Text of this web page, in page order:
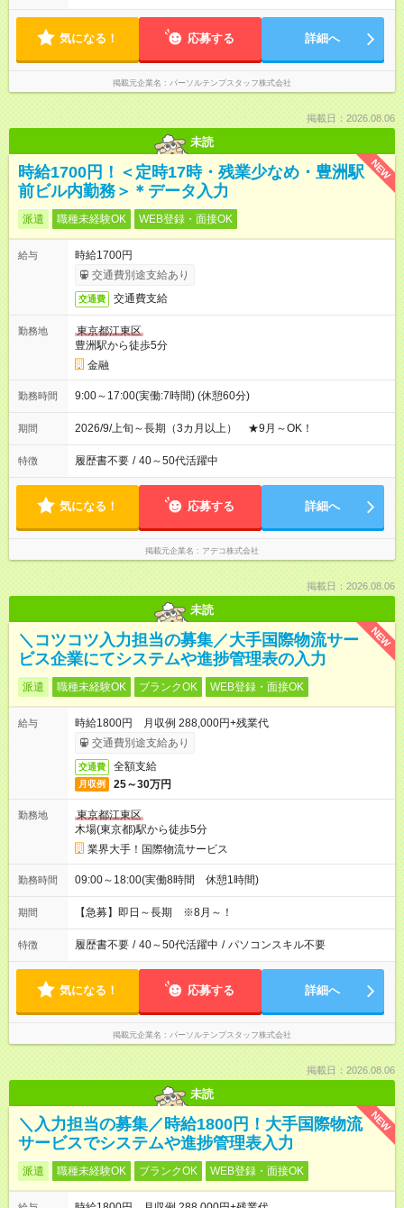
気になる！ 応募する 詳細へ
掲載元企業名 パーソルテンプスタッフ株式会社
掲載日：2026.08.06
未読
NEW
時給1700円！＜定時17時・残業少なめ・豊洲駅
前ビル内勤務＞＊データ入力
派遣 職種未経験OK WEB登録・面接OK
給与
時給1700円
交通費別途支給あり
交通費 交通費支給
勤務地
東京都江東区
豊洲駅から徒歩5分
金融
勤務時間 9:00～17:00(実働:7時間) (休憩60分)
期間 2026/9/上旬～長期（3カ月以上） ★9月～OK！
特徴 履歴書不要 / 40～50代活躍中
気になる！ 応募する 詳細へ
掲載元企業名 アデコ株式会社
掲載日：2026.08.06
未読
NEW
＼コツコツ入力担当の募集／大手国際物流サー
ビス企業にてシステムや進捗管理表の入力
派遣 職種未経験OK ブランクOK WEB登録・面接OK
給与
時給1800円 月収例 288,000円+残業代
交通費別途支給あり
交通費 全額支給
月収例 25～30万円
勤務地
東京都江東区
木場(東京都)駅から徒歩5分
業界大手！国際物流サービス
勤務時間 09:00～18:00(実働8時間 休憩1時間)
期間 【急募】即日～長期 ※8月～！
特徴 履歴書不要 / 40～50代活躍中 / パソコンスキル不要
気になる！ 応募する 詳細へ
掲載元企業名 パーソルテンプスタッフ株式会社
掲載日：2026.08.06
未読
NEW
＼入力担当の募集／時給1800円！大手国際物流
サービスでシステムや進捗管理表入力
派遣 職種未経験OK ブランクOK WEB登録・面接OK